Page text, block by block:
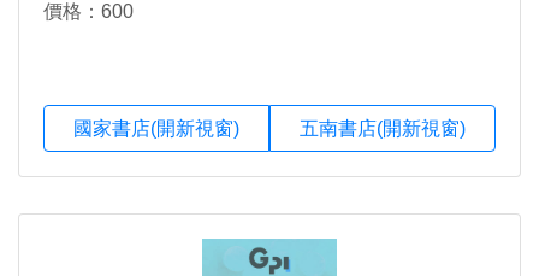
價格：600
國家書店(開新視窗) 五南書店(開新視窗)